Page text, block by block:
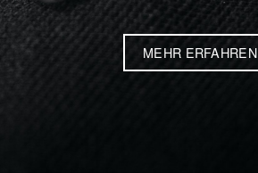
MEHR ERFAHREN